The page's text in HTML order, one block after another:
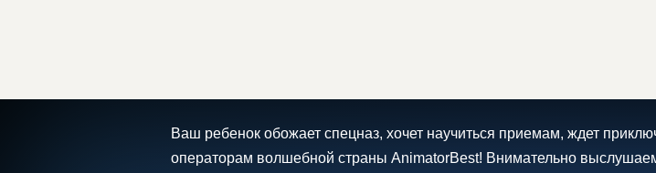
Ваш ребенок обожает спецназ, хочет научиться приемам, ждет
операторам волшебной страны AnimatorBest! Внимательно